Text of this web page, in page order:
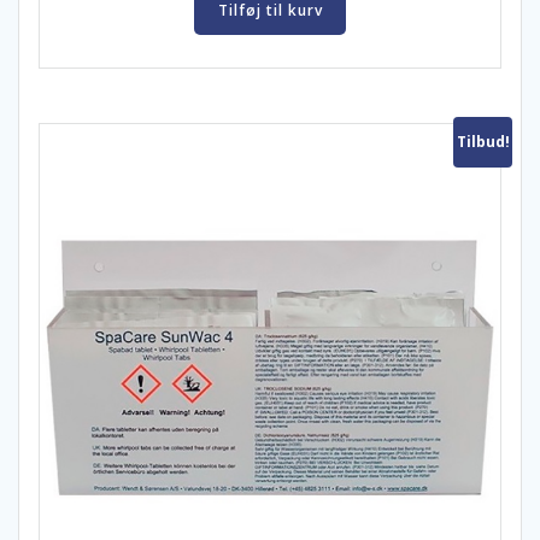
Tilføj til kurv
Tilbud!